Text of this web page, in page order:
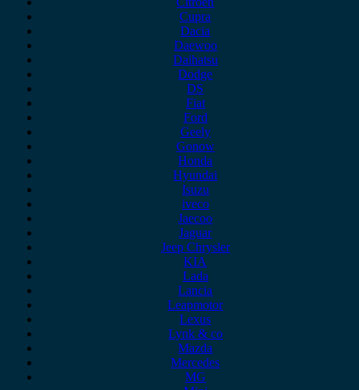
Cupra
Dacia
Daewoo
Daihatsu
Dodge
DS
Fiat
Ford
Geely
Gonow
Honda
Hyundai
Isuzu
iveco
Jaecoo
Jaguar
Jeep Chrysler
KIA
Lada
Lancia
Leapmotor
Lexus
Lynk & co
Mazda
Mercedes
MG